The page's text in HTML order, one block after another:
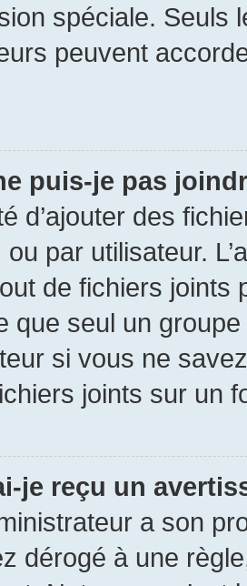
spéciale. Seuls
peuvent
puis-je pas
d’ajouter des
par utilisateur.
de fichiers
que seul un
si vous ne
joints sur un
je reçu un
a son
dérogé à une